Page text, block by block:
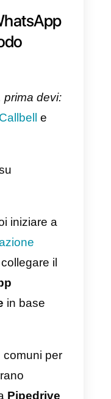
SaaS
collaborativa a
collegare
Facebook
tramite le
Business
eTelegram
i canali di